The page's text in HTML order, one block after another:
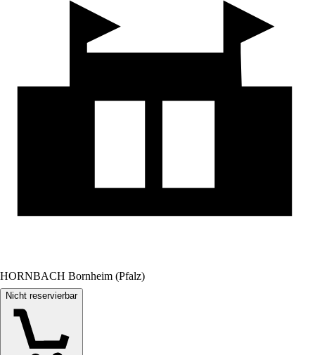
HORNBACH Bornheim (Pfalz)
Nicht reservierbar